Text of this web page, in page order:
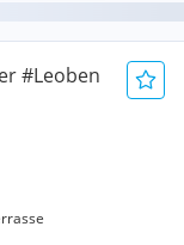
#Leoben